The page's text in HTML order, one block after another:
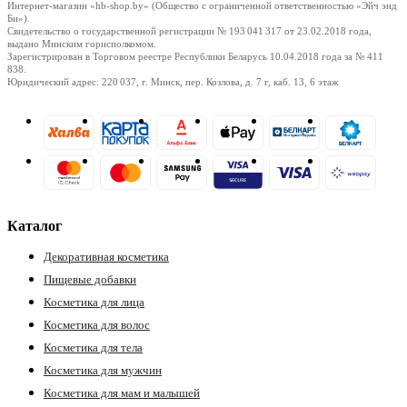
Интернет-магазин «hb-shop.by» (Общество с ограниченной ответственностью «Эйч энд
Би»).
Свидетельство о государственной регистрации № 193 041 317 от 23.02.2018 года,
выдано Минским горисполкомом.
Зарегистрирован в Торговом реестре Республики Беларусь 10.04.2018 года за № 411
838.
Юридический адрес: 220 037, г. Минск, пер. Козлова, д. 7 г, каб. 13, 6 этаж
Каталог
Декоративная косметика
Пищевые добавки
Косметика для лица
Косметика для волос
Косметика для тела
Косметика для мужчин
Косметика для мам и малышей